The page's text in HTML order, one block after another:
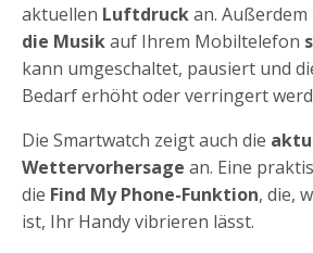
aktuellen Luftdruckan.
die Musikauf Ihrem Mobiltelefon
kann umgeschaltet, pausiert und
Bedarf erhöht oder verringert
Die Smartwatch zeigt auch die
Wettervorhersage an. Eine
die Find My Phone-Funktion, die,
ist, Ihr Handy vibrieren lässt.
Xiaomi Mi Watch Lite
Bewertung:3.5/5